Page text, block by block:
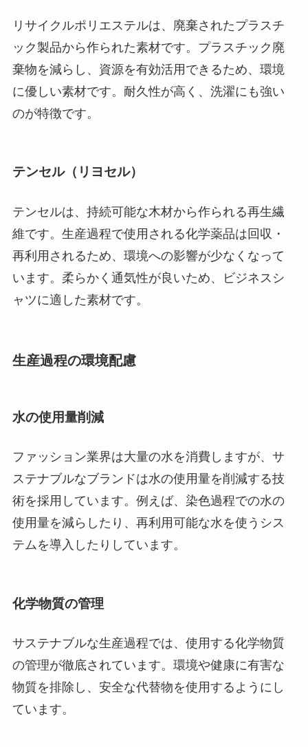
リサイクルポリエステルは、廃棄されたプラスチ
ック製品から作られた素材です。プラスチック廃
棄物を減らし、資源を有効活用できるため、環境
に優しい素材です。耐久性が高く、洗濯にも強い
のが特徴です。
テンセル（リヨセル）
テンセルは、持続可能な木材から作られる再生繊
維です。生産過程で使用される化学薬品は回収・
再利用されるため、環境への影響が少なくなって
います。柔らかく通気性が良いため、ビジネスシ
ャツに適した素材です。
生産過程の環境配慮
水の使用量削減
ファッション業界は大量の水を消費しますが、サ
ステナブルなブランドは水の使用量を削減する技
術を採用しています。例えば、染色過程での水の
使用量を減らしたり、再利用可能な水を使うシス
テムを導入したりしています。
化学物質の管理
サステナブルな生産過程では、使用する化学物質
の管理が徹底されています。環境や健康に有害な
物質を排除し、安全な代替物を使用するようにし
ています。